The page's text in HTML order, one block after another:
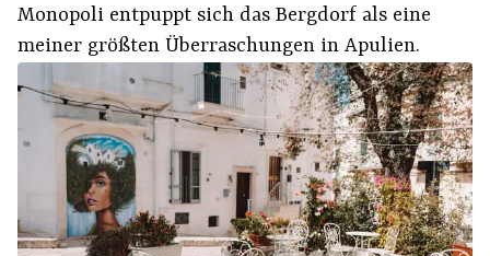
Monopoli entpuppt sich das Bergdorf als eine
meiner größten Überraschungen in Apulien.